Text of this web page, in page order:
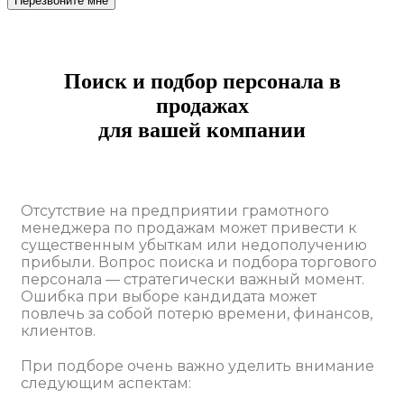
Поиск и подбор персонала в
продажах
для вашей компании
Отсутствие на предприятии грамотного
менеджера по продажам может привести к
существенным убыткам или недополучению
прибыли. Вопрос поиска и подбора торгового
персонала — стратегически важный момент.
Ошибка при выборе кандидата может
повлечь за собой потерю времени, финансов,
клиентов.
При подборе очень важно уделить внимание
следующим аспектам: